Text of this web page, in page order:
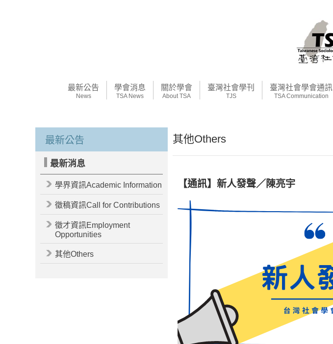
最新公告
News
學會消息
TSA News
關於學會
About TSA
臺灣社會學刊
TJS
臺灣社會學會通訊
TSA Communication
最新公告
最新消息
學界資訊Academic Information
徵稿資訊Call for Contributions
徵才資訊Employment
Opportunities
其他Others
其他Others
【通訊】新人發聲／陳亮宇